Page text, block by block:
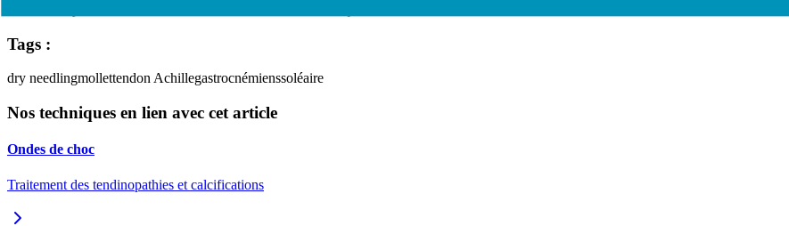
Tags :
dry needlingmollettendon Achillegastrocnémienssoléaire
Nos techniques en lien avec cet article
Ondes de choc
Traitement des tendinopathies et calcifications